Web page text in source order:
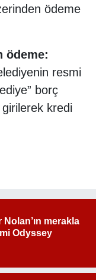
ödeme
ödeme:
resmi
borç
kredi
merakla
Odyssey